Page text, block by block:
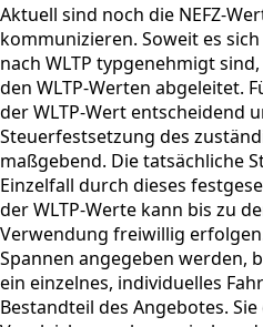
Aktuell sind noch die NEFZ-
kommunizieren. Soweit es
nach WLTP typgenehmigt
den WLTP-Werten abgeleitet.
der WLTP-Wert entscheidend
Steuerfestsetzung des
maßgebend. Die tatsächliche
Einzelfall durch dieses
der WLTP-Werte kann bis zu
Verwendung freiwillig
Spannen angegeben werden,
ein einzelnes, individuelles
Bestandteil des Angebotes.